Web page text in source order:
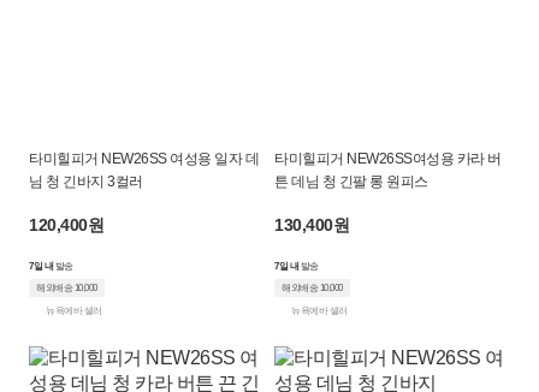
타미힐피거 NEW26SS 여성용 일자 데
님 청 긴바지 3컬러
120,400원
7일 내 발송
해외배송 10,000
뉴욕에바 셀러
타미힐피거 NEW26SS여성용 카라 버
튼 데님 청 긴팔 롱 원피스
130,400원
7일 내 발송
해외배송 10,000
뉴욕에바 셀러